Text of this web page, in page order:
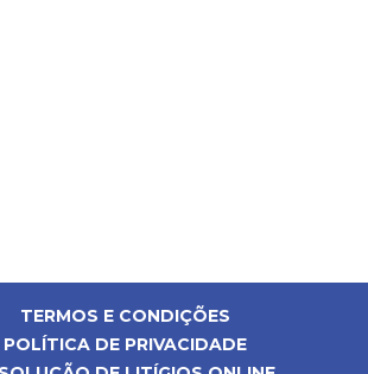
TERMOS E CONDIÇÕES
POLÍTICA DE PRIVACIDADE